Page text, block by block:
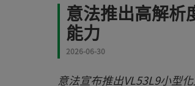
意法推出高解
能力
2026-06-30
意法宣布推出VL53L9小型